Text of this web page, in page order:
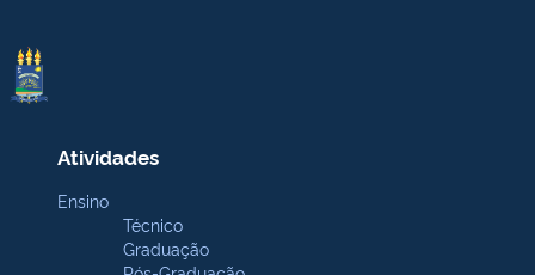
Atividades
Ensino
Técnico
Graduação